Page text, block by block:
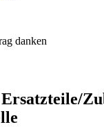
danken